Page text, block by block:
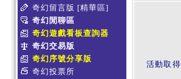
奇幻留言版 [精華區]
奇幻閒聊區
奇幻遊戲看板查詢器
奇幻交易版
奇幻序號分享版
奇幻投票所
活動取得